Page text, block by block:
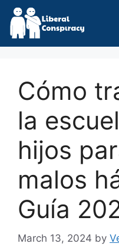
Skip
content
Cómo
la
hijos
malos
Guía
March 13, 2024 by